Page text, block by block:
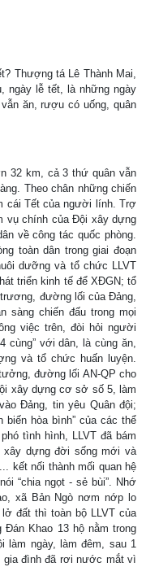
Thượng tá Lê Thành Mai,
ngày lễ tết, là những ngày
ăn, rượu có uống, quân
32 km, cả 3 thứ quân vẫn
Theo chân những chiến
cái Tết của người lính. Trợ
vụ chính của Đội xây dựng
về công tác quốc phòng.
toàn dân trong giai đoạn
dưỡng và tổ chức LLVT
triển kinh tế để XĐGN; tổ
đường lối của Đảng,
sàng chiến đấu trong mọi
việc trên, đòi hỏi người
cùng” với dân, là cùng ăn,
và tổ chức huấn luyện.
đường lối AN-QP cho
xây dựng cơ sở số 5, làm
Đảng, tin yêu Quân đội;
biến hòa bình” của các thể
tình hình, LLVT đã bám
xây dựng đời sống mới và
kết nối thành mối quan hệ
“chia ngọt - sẻ bùi”. Nhớ
xã Bản Ngò nơm nớp lo
đất thì toàn bộ LLVT của
Đán Khao 13 hộ nằm trong
ngày, làm đêm, sau 1
gia đình đã rơi nước mắt vì